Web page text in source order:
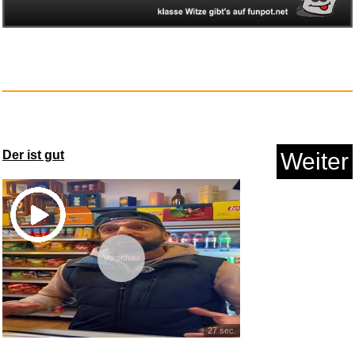
Our Common Future (Oxford
Anzeige
Der ist gut Weiter
Vorschau
27 sec.